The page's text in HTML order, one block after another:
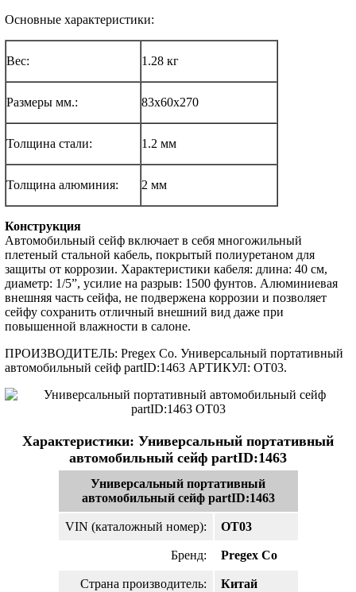
Основные характеристики:
Вес: 1.28 кг
Размеры мм.: 83х60х270
Толщина стали: 1.2 мм
Толщина алюминия: 2 мм
Конструкция
Автомобильный сейф включает в себя многожильный
плетеный стальной кабель, покрытый полиуретаном для
защиты от коррозии. Характеристики кабеля: длина: 40 см,
диаметр: 1/5”, усилие на разрыв: 1500 фунтов. Алюминиевая
внешняя часть сейфа, не подвержена коррозии и позволяет
сейфу сохранить отличный внешний вид даже при
повышенной влажности в салоне.
ПРОИЗВОДИТЕЛЬ: Pregex Co. Универсальный портативный
автомобильный сейф partID:1463 АРТИКУЛ: OT03.
Характеристики: Универсальный портативный
автомобильный сейф partID:1463
Универсальный портативный
автомобильный сейф partID:1463
VIN (каталожный номер): OT03
Бренд: Pregex Co
Страна производитель: Китай